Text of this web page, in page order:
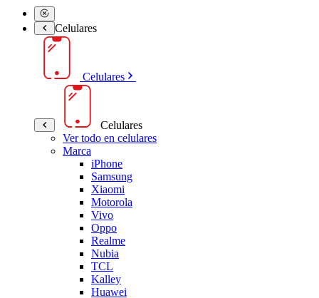
Celulares
Celulares
Celulares
Ver todo en celulares
Marca
iPhone
Samsung
Xiaomi
Motorola
Vivo
Oppo
Realme
Nubia
TCL
Kalley
Huawei